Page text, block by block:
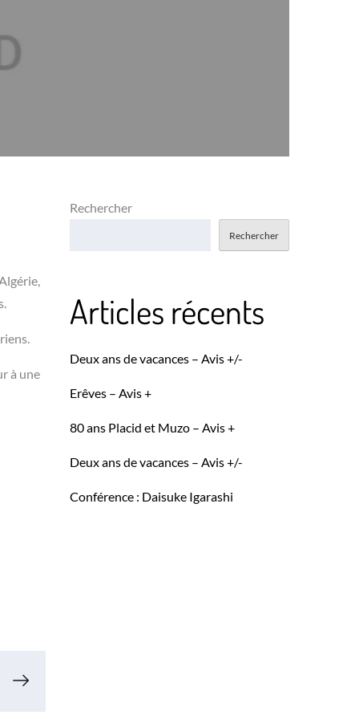
à une
Rechercher
Rechercher
Articles récents
Deux ans de vacances – Avis +/-
Erêves – Avis +
80 ans Placid et Muzo – Avis +
Deux ans de vacances – Avis +/-
Conférence : Daisuke Igarashi